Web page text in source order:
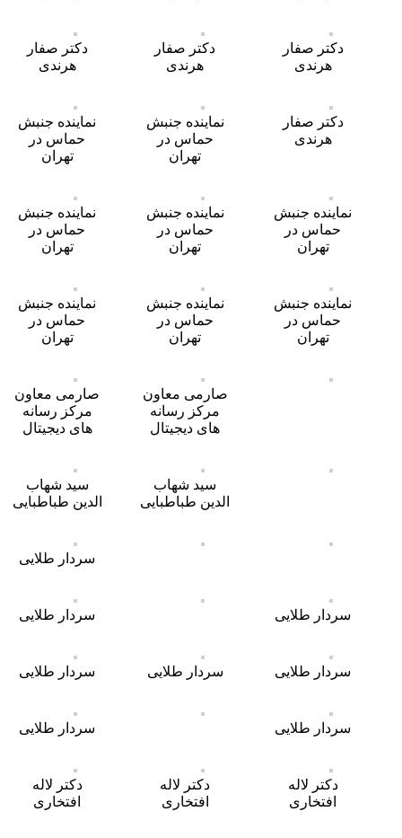
دکتر صفار
هرندی
دکتر صفار
هرندی
دکتر صفار
هرندی
دکتر صفار
هرندی
نماینده جنبش
حماس در
تهران
نماینده جنبش
حماس در
تهران
نماینده جنبش
حماس در
تهران
نماینده جنبش
حماس در
تهران
نماینده جنبش
حماس در
تهران
نماینده جنبش
حماس در
تهران
نماینده جنبش
حماس در
تهران
نماینده جنبش
حماس در
تهران
صارمی معاون
مرکز رسانه
های دیجیتال
صارمی معاون
مرکز رسانه
های دیجیتال
سید شهاب
الدین طباطبایی
سید شهاب
الدین طباطبایی
سردار طلایی
سردار طلایی سردار طلایی
سردار طلایی سردار طلایی سردار طلایی
سردار طلایی سردار طلایی
دکتر لاله
افتخاری
دکتر لاله
افتخاری
دکتر لاله
افتخاری